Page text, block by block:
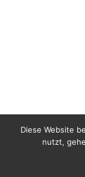
Diese Website
nutzt,